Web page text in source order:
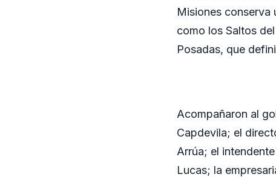
Misiones conserva
como los Saltos
Posadas, que
Acompañaron al
Capdevila; el
Arrúa; el
Lucas; la